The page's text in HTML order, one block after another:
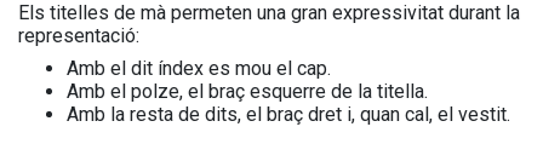
Els titelles de mà permeten una gran expressivitat durant la
representació:
Amb el dit índex es mou el cap.
Amb el polze, el braç esquerre de la titella.
Amb la resta de dits, el braç dret i, quan cal, el vestit.